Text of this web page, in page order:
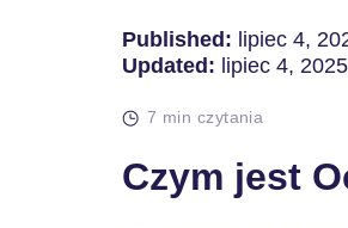
Published: lipiec 4,
Updated: lipiec 4, 2025
7 min czytania
Czym jest